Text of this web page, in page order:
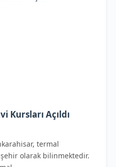
Kursları Açıldı
termal
olarak bilinmektedir.